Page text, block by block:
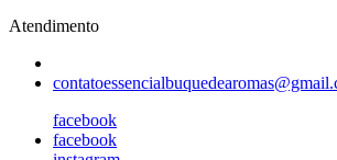
Atendimento
facebook
facebook